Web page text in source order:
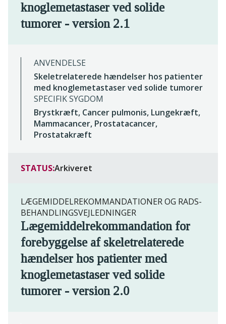
knoglemetastaser ved solide
tumorer - version 2.1
ANVENDELSE
Skeletrelaterede hændelser hos patienter
med knoglemetastaser ved solide tumorer
SPECIFIK SYGDOM
Brystkræft, Cancer pulmonis, Lungekræft,
Mammacancer, Prostatacancer,
Prostatakræft
STATUS:Arkiveret
LÆGEMIDDELREKOMMANDATIONER OG RADS-
BEHANDLINGSVEJLEDNINGER
Lægemiddelrekommandation for
forebyggelse af skeletrelaterede
hændelser hos patienter med
knoglemetastaser ved solide
tumorer - version 2.0